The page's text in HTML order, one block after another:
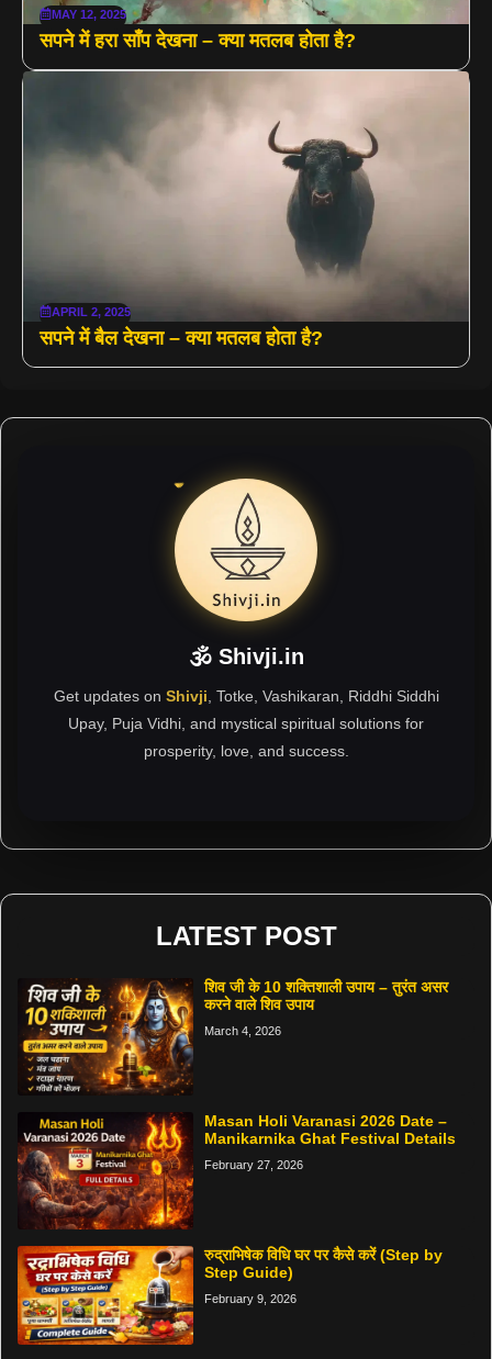
MAY 12, 2025
सपने में हरा साँप देखना – क्या मतलब होता है?
APRIL 2, 2025
सपने में बैल देखना – क्या मतलब होता है?
🕉 Shivji.in
Get updates on Shivji , Totke, Vashikaran, Riddhi Siddhi
Upay, Puja Vidhi, and mystical spiritual solutions for
prosperity, love, and success.
LATEST POST
शिव जी के 10 शक्तिशाली उपाय – तुरंत असर
करने वाले शिव उपाय
March 4, 2026
Masan Holi Varanasi 2026 Date –
Manikarnika Ghat Festival Details
February 27, 2026
रुद्राभिषेक विधि घर पर कैसे करें (Step by
Step Guide)
February 9, 2026